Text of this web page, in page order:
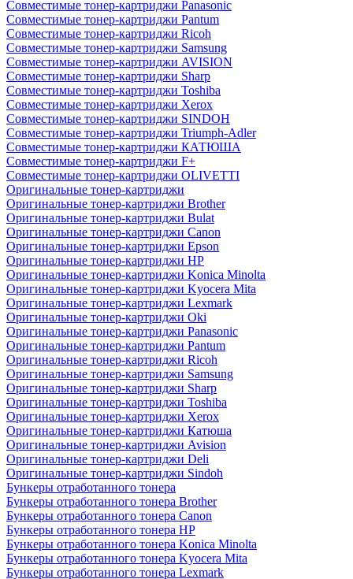
Совместимые тонер-картриджи Panasonic
Совместимые тонер-картриджи Pantum
Совместимые тонер-картриджи Ricoh
Совместимые тонер-картриджи Samsung
Совместимые тонер-картриджи AVISION
Совместимые тонер-картриджи Sharp
Совместимые тонер-картриджи Toshiba
Совместимые тонер-картриджи Xerox
Совместимые тонер-картриджи SINDOH
Совместимые тонер-картриджи Triumph-Adler
Совместимые тонер-картриджи КАТЮША
Совместимые тонер-картриджи F+
Совместимые тонер-картриджи OLIVETTI
Оригинальные тонер-картриджи
Оригинальные тонер-картриджи Brother
Оригинальные тонер-картриджи Bulat
Оригинальные тонер-картриджи Canon
Оригинальные тонер-картриджи Epson
Оригинальные тонер-картриджи HP
Оригинальные тонер-картриджи Konica Minolta
Оригинальные тонер-картриджи Kyocera Mita
Оригинальные тонер-картриджи Lexmark
Оригинальные тонер-картриджи Oki
Оригинальные тонер-картриджи Panasonic
Оригинальные тонер-картриджи Pantum
Оригинальные тонер-картриджи Ricoh
Оригинальные тонер-картриджи Samsung
Оригинальные тонер-картриджи Sharp
Оригинальные тонер-картриджи Toshiba
Оригинальные тонер-картриджи Xerox
Оригинальные тонер-картриджи Катюша
Оригинальные тонер-картриджи Avision
Оригинальные тонер-картриджи Deli
Оригинальные тонер-картриджи Sindoh
Бункеры отработанного тонера
Бункеры отработанного тонера Brother
Бункеры отработанного тонера Canon
Бункеры отработанного тонера HP
Бункеры отработанного тонера Konica Minolta
Бункеры отработанного тонера Kyocera Mita
Бункеры отработанного тонера Lexmark